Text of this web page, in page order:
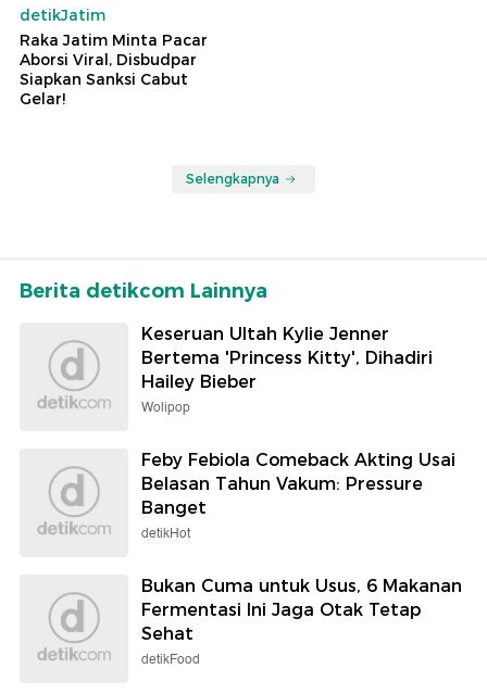
detikJatim
Raka Jatim Minta Pacar
Aborsi Viral, Disbudpar
Siapkan Sanksi Cabut
Gelar!
Selengkapnya
Berita detikcom Lainnya
Keseruan Ultah Kylie Jenner
Bertema 'Princess Kitty', Dihadiri
Hailey Bieber
Wolipop
Feby Febiola Comeback Akting Usai
Belasan Tahun Vakum: Pressure
Banget
detikHot
Bukan Cuma untuk Usus, 6 Makanan
Fermentasi Ini Jaga Otak Tetap
Sehat
detikFood